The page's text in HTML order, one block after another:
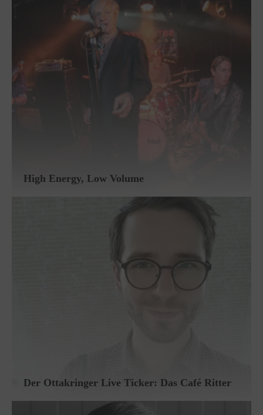
High Energy, Low Volume
Der Ottakringer Live Ticker: Das Café Ritter